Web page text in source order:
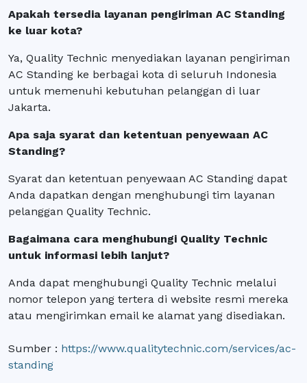
Apakah tersedia layanan pengiriman AC Standing
ke luar kota?
Ya, Quality Technic menyediakan layanan pengiriman
AC Standing ke berbagai kota di seluruh Indonesia
untuk memenuhi kebutuhan pelanggan di luar
Jakarta.
Apa saja syarat dan ketentuan penyewaan AC
Standing?
Syarat dan ketentuan penyewaan AC Standing dapat
Anda dapatkan dengan menghubungi tim layanan
pelanggan Quality Technic.
Bagaimana cara menghubungi Quality Technic
untuk informasi lebih lanjut?
Anda dapat menghubungi Quality Technic melalui
nomor telepon yang tertera di website resmi mereka
atau mengirimkan email ke alamat yang disediakan.
Sumber : https://www.qualitytechnic.com/services/ac-
standing